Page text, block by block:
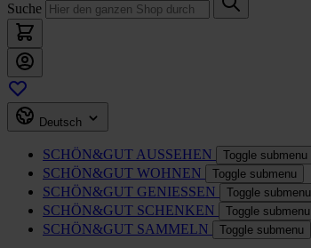
Suche
Deutsch
SCHÖN&GUT AUSSEHEN Toggle submenu
SCHÖN&GUT WOHNEN Toggle submenu
SCHÖN&GUT GENIESSEN Toggle submenu
SCHÖN&GUT SCHENKEN Toggle submenu
SCHÖN&GUT SAMMELN Toggle submenu